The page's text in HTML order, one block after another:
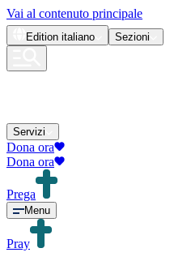
Vai al contenuto principale
Edition italiano Sezioni
Servizi
Dona ora
Dona ora
Prega
Menu
Pray